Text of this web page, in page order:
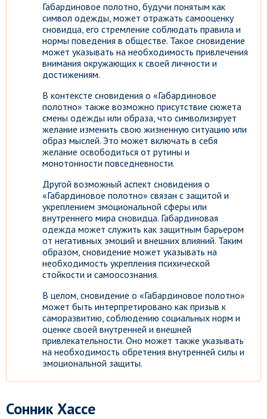
Габардиновое полотно, будучи понятым как
символ одежды, может отражать самооценку
сновидца, его стремление соблюдать правила и
нормы поведения в обществе. Такое сновидение
может указывать на необходимость привлечения
внимания окружающих к своей личности и
достижениям.
В контексте сновидения о «Габардиновое
полотно» также возможно присутствие сюжета
смены одежды или образа, что символизирует
желание изменить свою жизненную ситуацию или
образ мыслей. Это может включать в себя
желание освободиться от рутины и
монотонности повседневности.
Другой возможный аспект сновидения о
«Габардиновое полотно» связан с защитой и
укреплением эмоциональной сферы или
внутреннего мира сновидца. Габардиновая
одежда может служить как защитным барьером
от негативных эмоций и внешних влияний. Таким
образом, сновидение может указывать на
необходимость укрепления психической
стойкости и самоосознания.
В целом, сновидение о «Габардиновое полотно»
может быть интерпретировано как призыв к
саморазвитию, соблюдению социальных норм и
оценке своей внутренней и внешней
привлекательности. Оно может также указывать
на необходимость обретения внутренней силы и
эмоциональной защиты.
Сонник Хассе